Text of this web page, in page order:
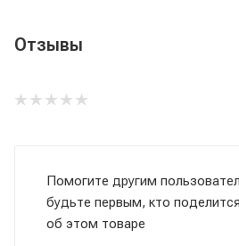
Отзывы
Помогите другим
будьте первым, кто
об этом товаре